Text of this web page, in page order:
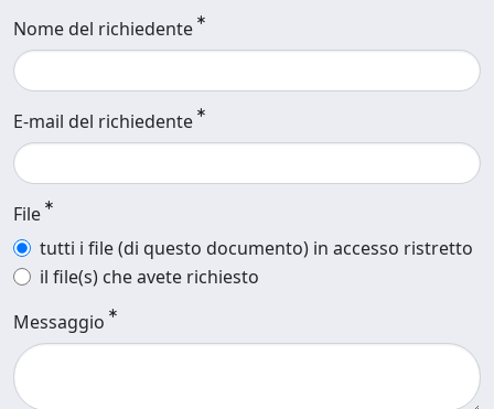
Nome del richiedente
E-mail del richiedente
File
tutti i file (di questo documento) in accesso ristretto
il file(s) che avete richiesto
Messaggio